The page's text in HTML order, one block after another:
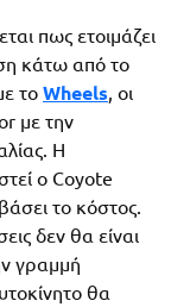
πως ετοιμάζει
κάτω από το
το Wheels, οι
με την
Η
ο Coyote
το κόστος.
δεν θα είναι
γραμμή
θα